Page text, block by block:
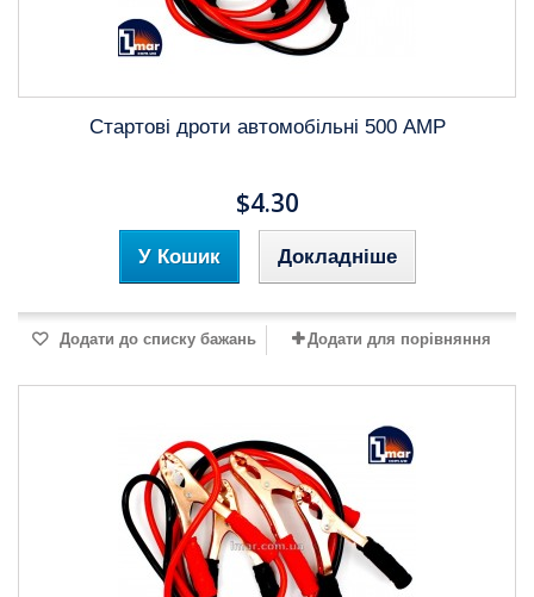
Стартові дроти автомобільні 500 AMP
$4.30
У Кошик Докладніше
Додати до списку бажань Додати для порівняння